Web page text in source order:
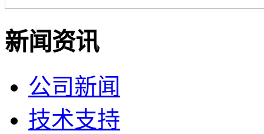
新闻资讯
公司新闻
技术支持